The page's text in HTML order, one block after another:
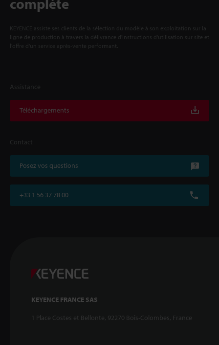
complète
KEYENCE assiste ses clients de la sélection du modèle à son exploitation sur la
ligne de production à travers la délivrance d'instructions d'utilisation sur site et
l'offre d'un service après-vente performant.
Assistance
Téléchargements
Contact
Posez vos questions
+33 1 56 37 78 00
KEYENCE FRANCE SAS
1 Place Costes et Bellonte, 92270 Bois-Colombes, France